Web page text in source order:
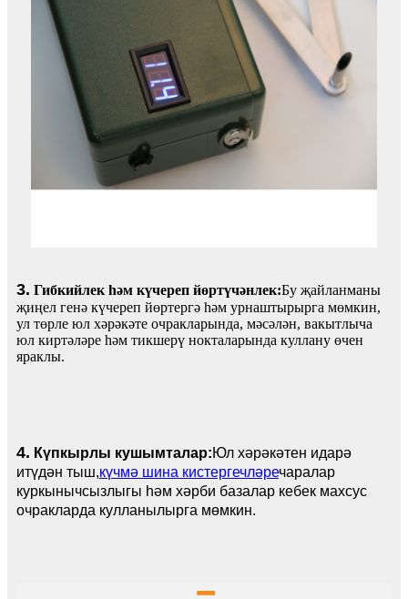
3. Гибкийлек һәм күчереп йөртүчәнлек:Бу җайланманы
җиңел генә күчереп йөртергә һәм урнаштырырга мөмкин,
ул төрле юл хәрәкәте очракларында, мәсәлән, вакытлыча
юл киртәләре һәм тикшерү нокталарында куллану өчен
яраклы.
4. Күпкырлы кушымталар:Юл хәрәкәтен идарә
итүдән тыш,күчмә шина кистергечләречаралар
куркынычсызлыгы һәм хәрби базалар кебек махсус
очракларда кулланылырга мөмкин.